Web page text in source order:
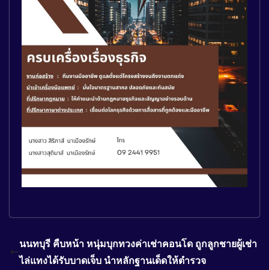
นนทบุรี คืบหน้า หนุ่มบุกทวงค่าเช่าคอนโด ถูกลูกชายผู้เช่า
ไล่แทงได้รับบาดเจ็บ นำหลักฐานเด็ดให้ตำรวจ